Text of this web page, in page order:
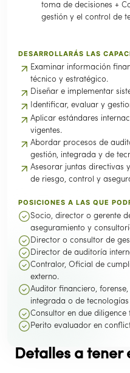
toma de decisiones +
gestión y el control de
DESARROLLARÁS LAS
Examinar información
técnico y estratégico.
Diseñar e implementar
Identificar, evaluar y
Aplicar estándares
vigentes.
Abordar procesos de
gestión, integrada y de
Asesorar juntas directivas
de riesgo, control y
POSICIONES A LAS QUE
Socio, director o gerente
aseguramiento y
Director o consultor de
Director de auditoría
Contralor, Oficial de
externo.
Auditor financiero,
integrada o de
Consultor en due
Perito evaluador en
Detalles a tener